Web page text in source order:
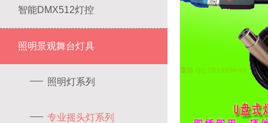
智能DMX512灯控
照明景观舞台灯具
照明灯系列
专业摇头灯系列